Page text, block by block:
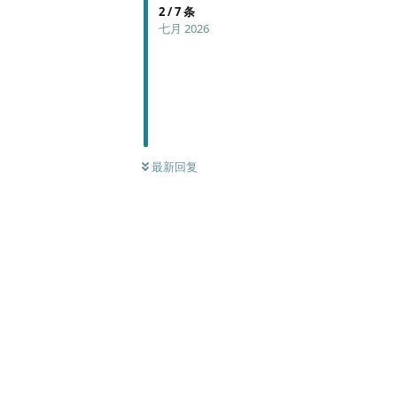
2/7条
七月 2026
最新回复